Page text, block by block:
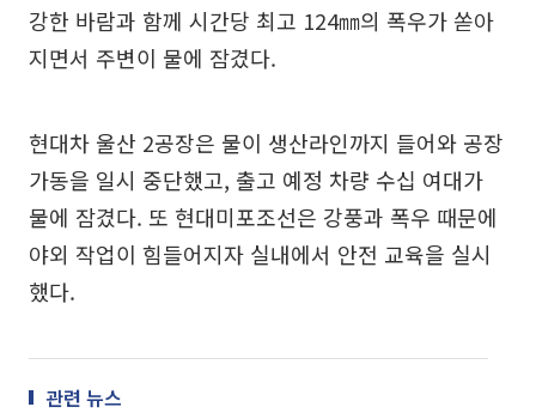
강한 바람과 함께 시간당 최고 124㎜의 폭우가 쏟아
지면서 주변이 물에 잠겼다.
현대차 울산 2공장은 물이 생산라인까지 들어와 공장
가동을 일시 중단했고, 출고 예정 차량 수십 여대가
물에 잠겼다. 또 현대미포조선은 강풍과 폭우 때문에
야외 작업이 힘들어지자 실내에서 안전 교육을 실시
했다.
관련 뉴스